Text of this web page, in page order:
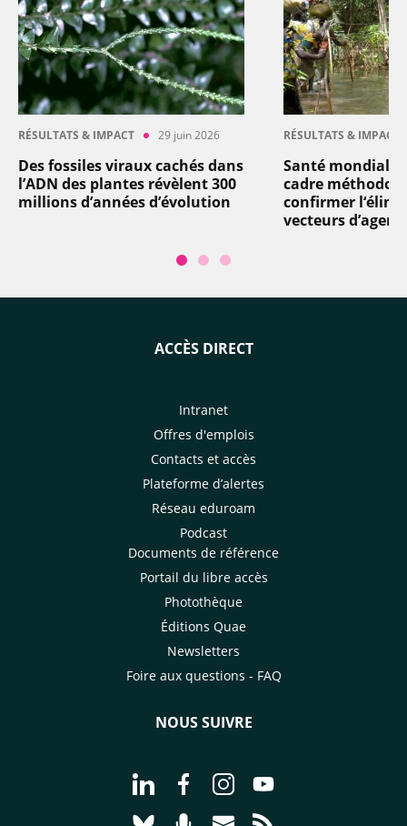
RÉSULTATS & IMPACT 29 juin 2026
Des fossiles viraux cachés dans
l’ADN des plantes révèlent 300
millions d’années d’évolution
RÉSULTATS & IMPACT
Santé mondiale
cadre
confirmer
vecteurs
ACCÈS DIRECT
Intranet
Offres d'emplois
Contacts et accès
Plateforme d’alertes
Réseau eduroam
Podcast
Documents de référence
Portail du libre accès
Photothèque
Éditions Quae
Newsletters
Foire aux questions - FAQ
NOUS SUIVRE
Aller à la page Nous suivre sur
Aller à la page Nous suivre sur
Aller à la page Nous
Aller à la page